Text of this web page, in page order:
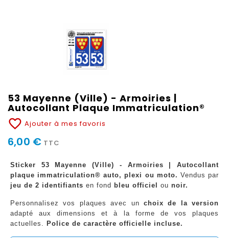
53 Mayenne (Ville) - Armoiries |
Autocollant Plaque Immatriculation®
favorite_border Ajouter à mes favoris
6,00 € TTC
Sticker 53 Mayenne (Ville) - Armoiries | Autocollant
plaque immatriculation® auto, plexi ou moto. Vendus par
jeu de 2 identifiants en fond bleu officiel ou noir.
Personnalisez vos plaques avec un choix de la version
adapté aux dimensions et à la forme de vos plaques
actuelles. Police de caractère officielle incluse.